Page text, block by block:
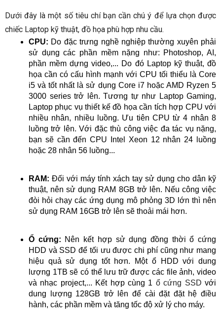
Dưới đây là một số tiêu chí bạn cần chú ý để lựa chọn được
chiếc Laptop kỹ thuật, đồ họa phù hợp nhu cầu.
CPU: Do đặc trưng nghề nghiệp thường xuyên phải
sử dụng các phần mềm nặng như: Photoshop, AI,
phần mềm dựng video,... Do đó Laptop kỹ thuật, đồ
họa cần có cấu hình mạnh với CPU tối thiểu là Core
i5 và tốt nhất là sử dụng Core i7 hoặc AMD Ryzen 5
3000 series trở lên. Tương tự như Laptop Gaming,
Laptop phục vụ thiết kế đồ họa cần tích hợp CPU với
nhiều nhân, nhiều luồng. Ưu tiên CPU từ 4 nhân 8
luồng trở lên. Với đặc thù công việc đa tác vụ nặng,
bạn sẽ cần đến CPU Intel Xeon 12 nhân 24 luồng
hoặc 28 nhân 56 luồng...
RAM: Đối với máy tính xách tay sử dụng cho dân kỹ
thuật, nên sử dụng RAM 8GB trở lên. Nếu công việc
đòi hỏi chạy các ứng dụng mô phỏng 3D lớn thì nên
sử dụng RAM 16GB trở lên sẽ thoải mái hơn.
Ổ cứng: Nên kết hợp sử dụng đồng thời ổ cứng
HDD và SSD để tối ưu được chi phí cũng như mang
hiệu quả sử dụng tốt hơn. Một ổ HDD với dung
lượng 1TB sẽ có thể lưu trữ được các file ảnh, video
và nhạc project,... Kết hợp cùng 1 ổ cứng SSD với
dung lượng 128GB trở lên để cài đặt đặt hệ điều
hành, các phần mềm và tăng tốc độ xử lý cho máy.